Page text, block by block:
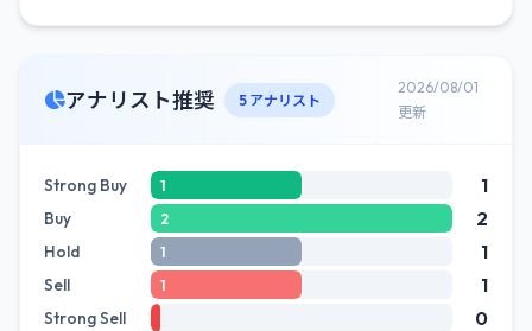
アナリスト推奨 5 アナリスト
2026/08/01
更新
Strong Buy 1 1
Buy 2 2
Hold 1 1
Sell 1 1
Strong Sell 0